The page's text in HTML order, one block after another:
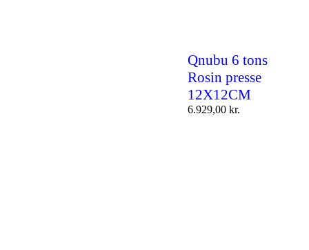
Qnubu 6 tons
Rosin presse
12X12CM
6.929,00 kr.